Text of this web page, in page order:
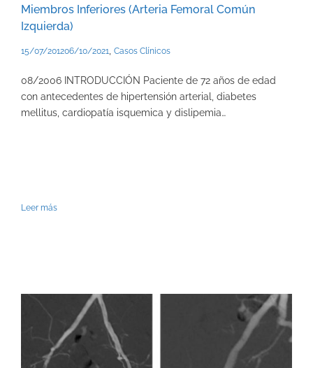
Miembros Inferiores (Arteria Femoral Común
Izquierda)
15/07/201206/10/2021 Casos Clínicos
08/2006 INTRODUCCIÓN Paciente de 72 años de edad
con antecedentes de hipertensión arterial, diabetes
mellitus, cardiopatía isquemica y dislipemia…
Leer más